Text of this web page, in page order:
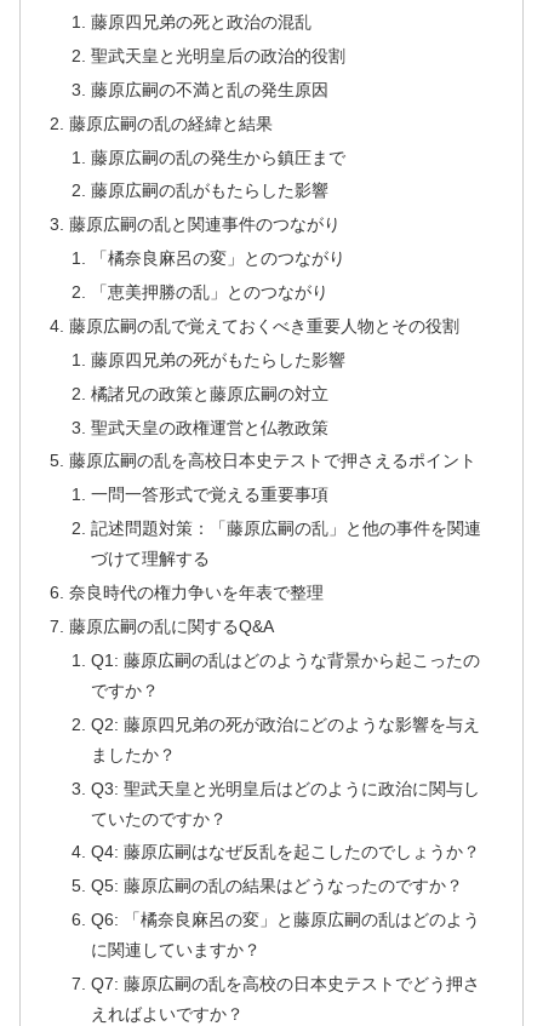
藤原四兄弟の死と政治の混乱
聖武天皇と光明皇后の政治的役割
藤原広嗣の不満と乱の発生原因
藤原広嗣の乱の経緯と結果
藤原広嗣の乱の発生から鎮圧まで
藤原広嗣の乱がもたらした影響
藤原広嗣の乱と関連事件のつながり
「橘奈良麻呂の変」とのつながり
「恵美押勝の乱」とのつながり
藤原広嗣の乱で覚えておくべき重要人物とその役割
藤原四兄弟の死がもたらした影響
橘諸兄の政策と藤原広嗣の対立
聖武天皇の政権運営と仏教政策
藤原広嗣の乱を高校日本史テストで押さえるポイント
一問一答形式で覚える重要事項
記述問題対策：「藤原広嗣の乱」と他の事件を関連
づけて理解する
奈良時代の権力争いを年表で整理
藤原広嗣の乱に関するQ&A
Q1: 藤原広嗣の乱はどのような背景から起こったの
ですか？
Q2: 藤原四兄弟の死が政治にどのような影響を与え
ましたか？
Q3: 聖武天皇と光明皇后はどのように政治に関与し
ていたのですか？
Q4: 藤原広嗣はなぜ反乱を起こしたのでしょうか？
Q5: 藤原広嗣の乱の結果はどうなったのですか？
Q6: 「橘奈良麻呂の変」と藤原広嗣の乱はどのよう
に関連していますか？
Q7: 藤原広嗣の乱を高校の日本史テストでどう押さ
えればよいですか？